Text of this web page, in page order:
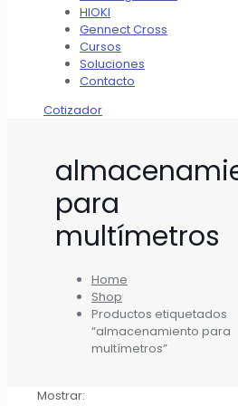
HIOKI
Gennect Cross
Cursos
Soluciones
Contacto
Cotizador
para
multímetros
Home
Shop
Productos etiquetados
“almacenamiento para
multímetros”
Mostrar: